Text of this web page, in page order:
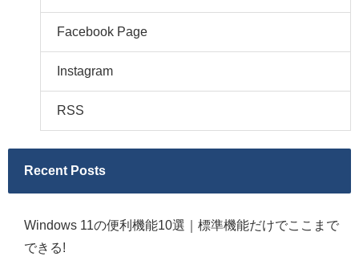
Facebook Page
Instagram
RSS
Recent Posts
Windows 11の便利機能10選｜標準機能だけでここまで
できる!